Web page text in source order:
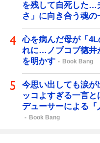
を残して自死した…
さ」に向き合う魂の
心を病んだ母が「
れに…ノブコブ徳井
を明かす
Book Bang
今思い出しても涙
ッコよすぎる一言
デューサーによる
Book Bang